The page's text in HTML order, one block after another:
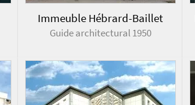
Immeuble Hébrard-Baillet
Guide architectural 1950